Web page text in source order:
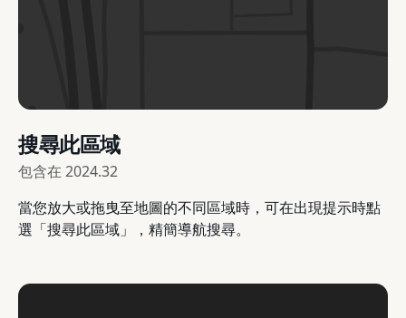
搜尋此區域
包含在 2024.32
當您放大或拖曳至地圖的不同區域時，可在出現提示時點
選「搜尋此區域」，精簡導航搜尋。